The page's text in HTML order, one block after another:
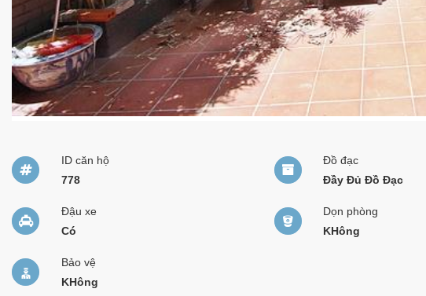
ID căn hộ
778
Đồ đạc
Đầy Đủ Đồ Đạc
Đậu xe
Có
Dọn phòng
KHông
Bảo vệ
KHông